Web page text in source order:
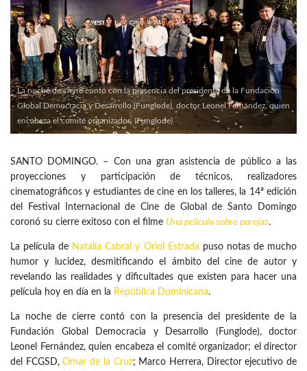
La noche de cierre contó con la presencia del presidente de la Fundación
Global Democracia y Desarrollo (Funglode), doctor Leonel Fernández, quien
encabeza el comité organizador. (Funglode)
SANTO DOMINGO. – Con una gran asistencia de público a las
proyecciones y participación de técnicos, realizadores
cinematográficos y estudiantes de cine en los talleres, la 14ª edición
del Festival Internacional de Cine de Global de Santo Domingo
coronó su cierre exitoso con el filme Una película sobre parejas.
La película de Natalia Cabral y Oriol Estrada puso notas de mucho
humor y lucidez, desmitificando el ámbito del cine de autor y
revelando las realidades y dificultades que existen para hacer una
película hoy en día en la República Dominicana.
La noche de cierre contó con la presencia del presidente de la
Fundación Global Democracia y Desarrollo (Funglode), doctor
Leonel Fernández, quien encabeza el comité organizador; el director
del FCGSD,Omar de la Cruz; Marco Herrera, Director ejecutivo de